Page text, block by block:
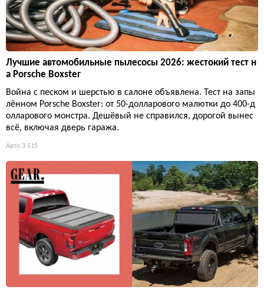
Лучшие автомобильные пылесосы 2026: жестокий тест н
а Porsche Boxster
Война с песком и шерстью в салоне объявлена. Тест на запы
лённом Porsche Boxster: от 50-долларового малютки до 400-д
олларового монстра. Дешёвый не справился, дорогой вынес
всё, включая дверь гаража.
Авто 3 515